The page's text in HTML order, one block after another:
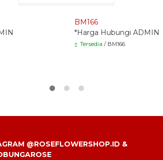
BM166
*Harga Hubungi ADMIN
Tersedia / BM166
@ROSEFLOWERSHOP.ID &